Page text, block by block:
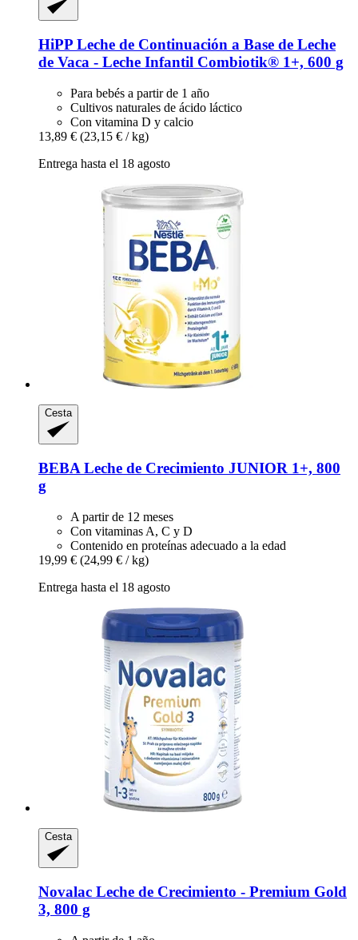
HiPP Leche de Continuación a Base de Leche
de Vaca -​ Leche Infantil Combiotik® 1+, 600 g
Para bebés a partir de 1 año
Cultivos naturales de ácido láctico
Con vitamina D y calcio
13,89 € (23,15 € / kg)
Entrega hasta el 18 agosto
Cesta
BEBA Leche de Crecimiento JUNIOR 1+, 800
g
A partir de 12 meses
Con vitaminas A, C y D
Contenido en proteínas adecuado a la edad
19,99 € (24,99 € / kg)
Entrega hasta el 18 agosto
Cesta
Novalac Leche de Crecimiento -​ Premium Gold
3, 800 g